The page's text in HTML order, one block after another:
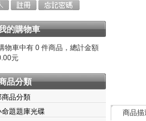
的購物車
物車中有 0 件商品，總計金額
元
品分類
商品分類
命題題庫光碟
商品描